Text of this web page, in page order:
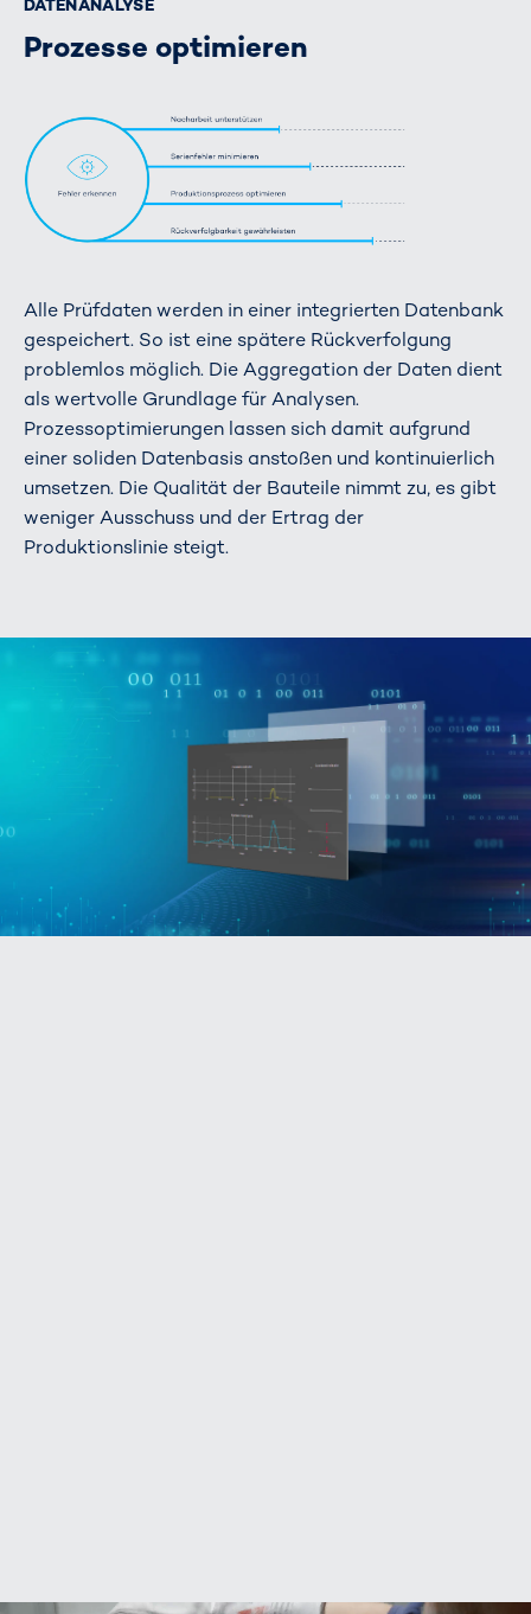
DATENANALYSE
Prozesse optimieren
Alle Prüfdaten werden in einer integrierten Datenbank
gespeichert. So ist eine spätere Rückverfolgung
problemlos möglich. Die Aggregation der Daten dient
als wertvolle Grundlage für Analysen.
Prozessoptimierungen lassen sich damit aufgrund
einer soliden Datenbasis anstoßen und kontinuierlich
umsetzen. Die Qualität der Bauteile nimmt zu, es gibt
weniger Ausschuss und der Ertrag der
Produktionslinie steigt.